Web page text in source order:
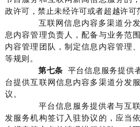
政许可，禁止未经许可或者超越许可
互联网信息内容多渠道分发
息内容管理负责人，配备与业务范
内容管理团队，制定信息内容管理
等规则。
第七条 平台信息服务提供
台提供互联网信息内容多渠道分发
议。
平台信息服务提供者与互联
发服务机构签订入驻协议的，应当